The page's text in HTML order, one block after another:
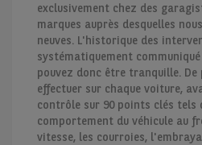
exclusivement chez des
marques auprès desquelles
neuves. L'historique des
systématiquement
pouvez donc être tranquille. De
effectuer sur chaque voiture,
contrôle sur 90 points clés tels
comportement du véhicule au
vitesse, les courroies,